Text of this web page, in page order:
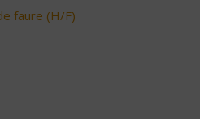
faure (H/F)